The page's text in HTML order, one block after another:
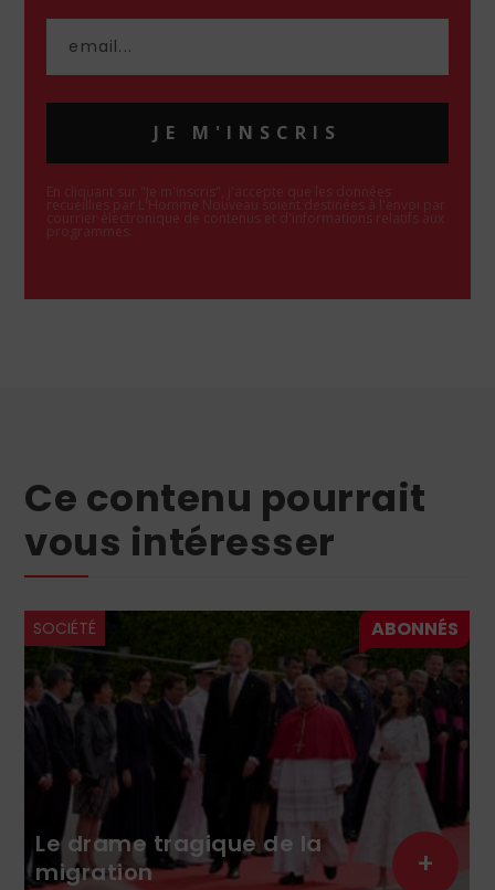
JE M'INSCRIS
En cliquant sur "Je m'inscris", j'accepte que les données
recueillies par L'Homme Nouveau soient destinées à l'envoi par
courrier électronique de contenus et d'informations relatifs aux
programmes.
Ce contenu pourrait
vous intéresser
SOCIÉTÉ
Le drame tragique de la
migration
+